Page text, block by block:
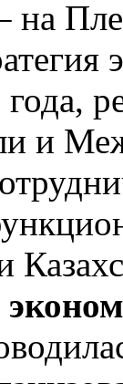
и